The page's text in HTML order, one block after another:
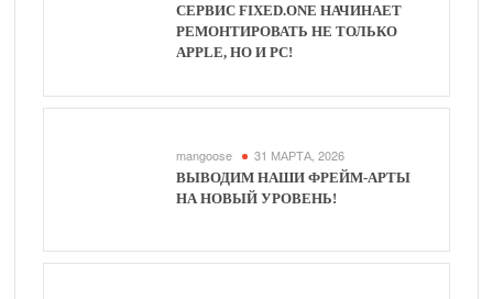
СЕРВИС FIXED.ONE НАЧИНАЕТ
РЕМОНТИРОВАТЬ НЕ ТОЛЬКО
APPLE, НО И PC!
mangoose 31 МАРТА, 2026
ВЫВОДИМ НАШИ ФРЕЙМ-АРТЫ
НА НОВЫЙ УРОВЕНЬ!